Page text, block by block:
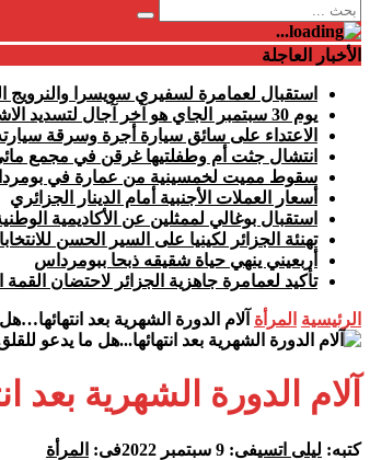
الأخبار العاجلة
استقبال لعمامرة لسفيري سويسرا والنرويج
يوم 30 سبتمبر الجاي هو آخر آجال لتسديد الاشتراكات السنوية للفلاحين بالضمان الاجتماعي
الاعتداء على سائق سيارة أجرة وسرقة
انتشال جثت أم وطفلتيها غرقن في مجمع
سقوط مميت لخمسينية من عمارة في
أسعار العملات الأجنبية أمام الدينار الجزائري
استقبال بوغالي لممثلين عن الأكاديمية
تهنئة الجزائر لكينيا على السير الحسن
أربعيني ينهي حياة شقيقه ذبحا ببومرداس
تأكيد لعمامرة جاهزية الجزائر لاحتضان القمة
الرئيسية المرأة آلام الدورة الشهرية بعد
آلام الدورة الشهرية
كتبه: ليلى اتسيفى: 9 سبتمبر 2022 فى: المرأة